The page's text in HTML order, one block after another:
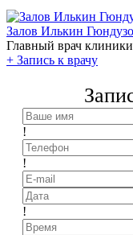
Залов Илькин
Главный врач
+ Запись к врачу
!
!
!